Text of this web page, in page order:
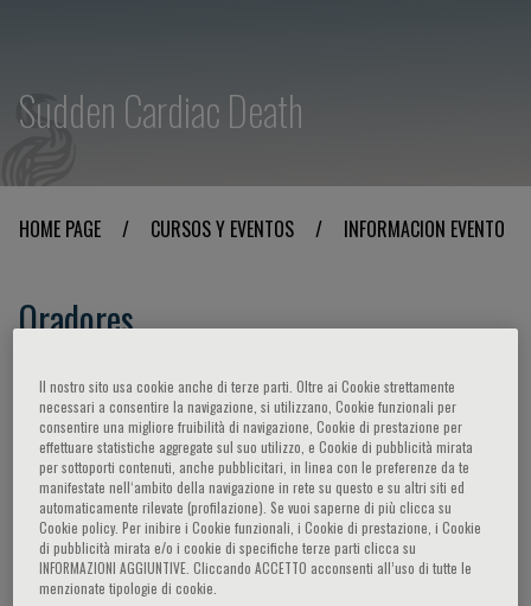
Sudden Cardiac Death
HOME PAGE / CURSOS Y EVENTOS / INFORMACION EVENTO
Oradores
Camm Alan John, Elliott Perry M.,Cappato
Riccardo,Schwartz Peter,Casini Alessandro,
Bax Jeroen J.,Corrado Domenico,- -,Crotti
Lia,Hohnloser Stefan,Rudy Yoram,Jouven
Xavier,Chugh Sumeet S.,Shenasa Mohammad,
Gnecchi Massimiliano,Tfelt-Hansen Jacob,
Buxton Alfred E.,Bauer Axel,Kaab Stefan,
Kautzner Josef,Wilde Arthur A.M.,
Il nostro sito usa cookie anche di terze parti. Oltre ai Cookie strettamente
necessari a consentire la navigazione, si utilizzano, Cookie funzionali per
consentire una migliore fruibilità di navigazione, Cookie di prestazione per
effettuare statistiche aggregate sul suo utilizzo, e Cookie di pubblicità mirata
per sottoporti contenuti, anche pubblicitari, in linea con le preferenze da te
manifestate nell‘ambito della navigazione in rete su questo e su altri siti ed
automaticamente rilevate (profilazione). Se vuoi saperne di più clicca su
Cookie policy. Per inibire i Cookie funzionali, i Cookie di prestazione, i Cookie
di pubblicità mirata e/o i cookie di specifiche terze parti clicca su
INFORMAZIONI AGGIUNTIVE. Cliccando ACCETTO acconsenti all’uso di tutte le
menzionate tipologie di cookie.